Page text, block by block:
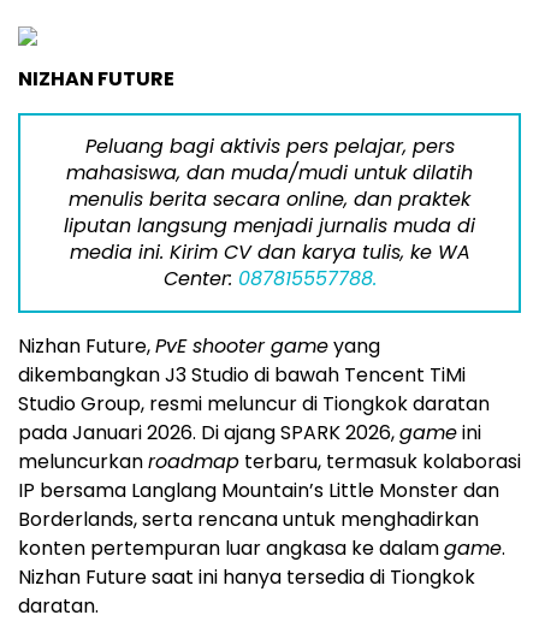
NIZHAN FUTURE
Peluang bagi aktivis pers pelajar, pers
mahasiswa, dan muda/mudi untuk dilatih
menulis berita secara online, dan praktek
liputan langsung menjadi jurnalis muda di
media ini. Kirim CV dan karya tulis, ke WA
Center: 087815557788.
Nizhan Future,PvE shooter gameyang
dikembangkan J3 Studio di bawah Tencent TiMi
Studio Group, resmi meluncur di Tiongkok daratan
pada Januari 2026. Di ajang SPARK 2026,gameini
meluncurkanroadmap terbaru, termasuk kolaborasi
IP bersama Langlang Mountain’s Little Monster dan
Borderlands, serta rencana untuk menghadirkan
konten pertempuran luar angkasa ke dalamgame.
Nizhan Future saat ini hanya tersedia di Tiongkok
daratan.